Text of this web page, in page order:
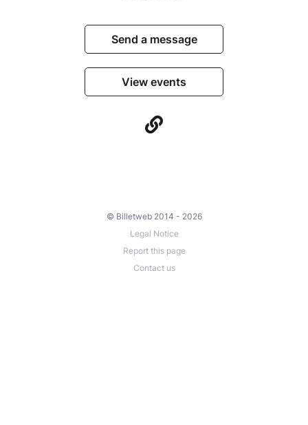
Send a message
View events
© Billetweb 2014 - 2026
Legal Notice
Report this page
Contact us